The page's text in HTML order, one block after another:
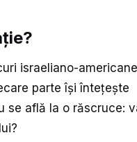
israeliano-
parte își întețește
află la o răscruce: